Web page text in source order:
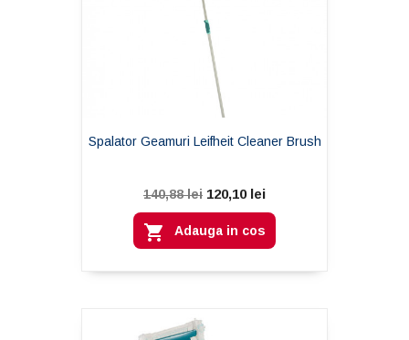
Spalator Geamuri Leifheit Cleaner Brush
140,88 lei 120,10 lei
 Adauga in cos